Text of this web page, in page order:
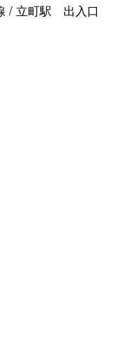
/ 立町駅 出入口